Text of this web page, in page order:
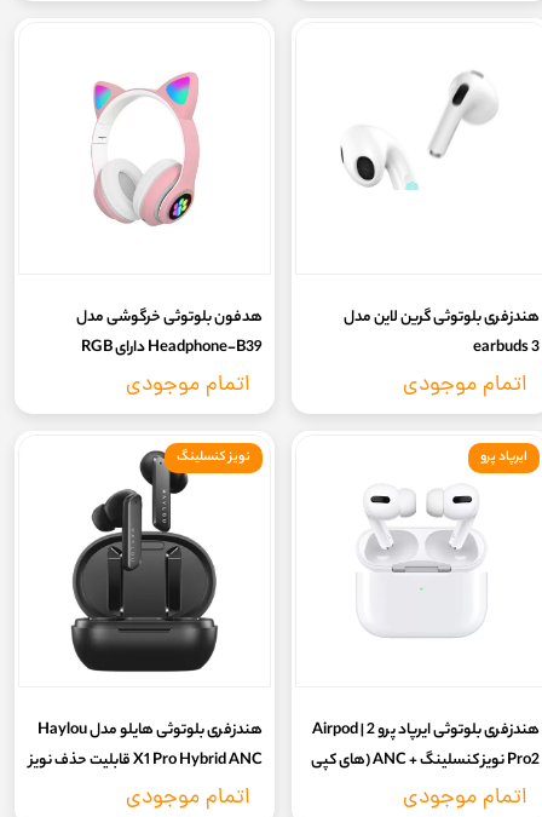
هندزفری بلوتوثی گرین لاین مدل
earbuds 3
اتمام موجودی
هدفون بلوتوثی خرگوشی مدل
Headphone-B39 دارای RGB
اتمام موجودی
هندزفری بلوتوثی ایرپاد پرو 2 | Airpod
Pro2 نویز کنسلینگ + ANC (های کپی
درجه 1 سفارشی anc )
اتمام موجودی
ایرپاد پرو
هندزفری بلوتوثی هایلو مدل Haylou
X1 Pro Hybrid ANC قابلیت حذف نویز
مکالمه+ گارانتی سلامت 7 روزه
اتمام موجودی
نویز کنسلینگ